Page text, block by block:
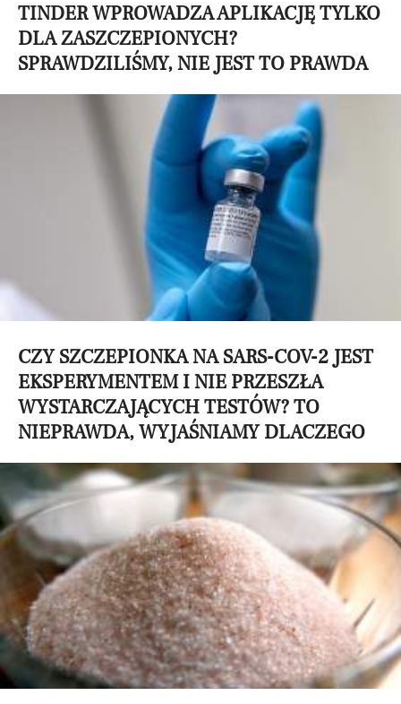
TINDER WPROWADZA APLIKACJĘ TYLKO
DLA ZASZCZEPIONYCH?
SPRAWDZILIŚMY, NIE JEST TO PRAWDA
CZY SZCZEPIONKA NA SARS-COV-2 JEST
EKSPERYMENTEM I NIE PRZESZŁA
WYSTARCZAJĄCYCH TESTÓW? TO
NIEPRAWDA, WYJAŚNIAMY DLACZEGO